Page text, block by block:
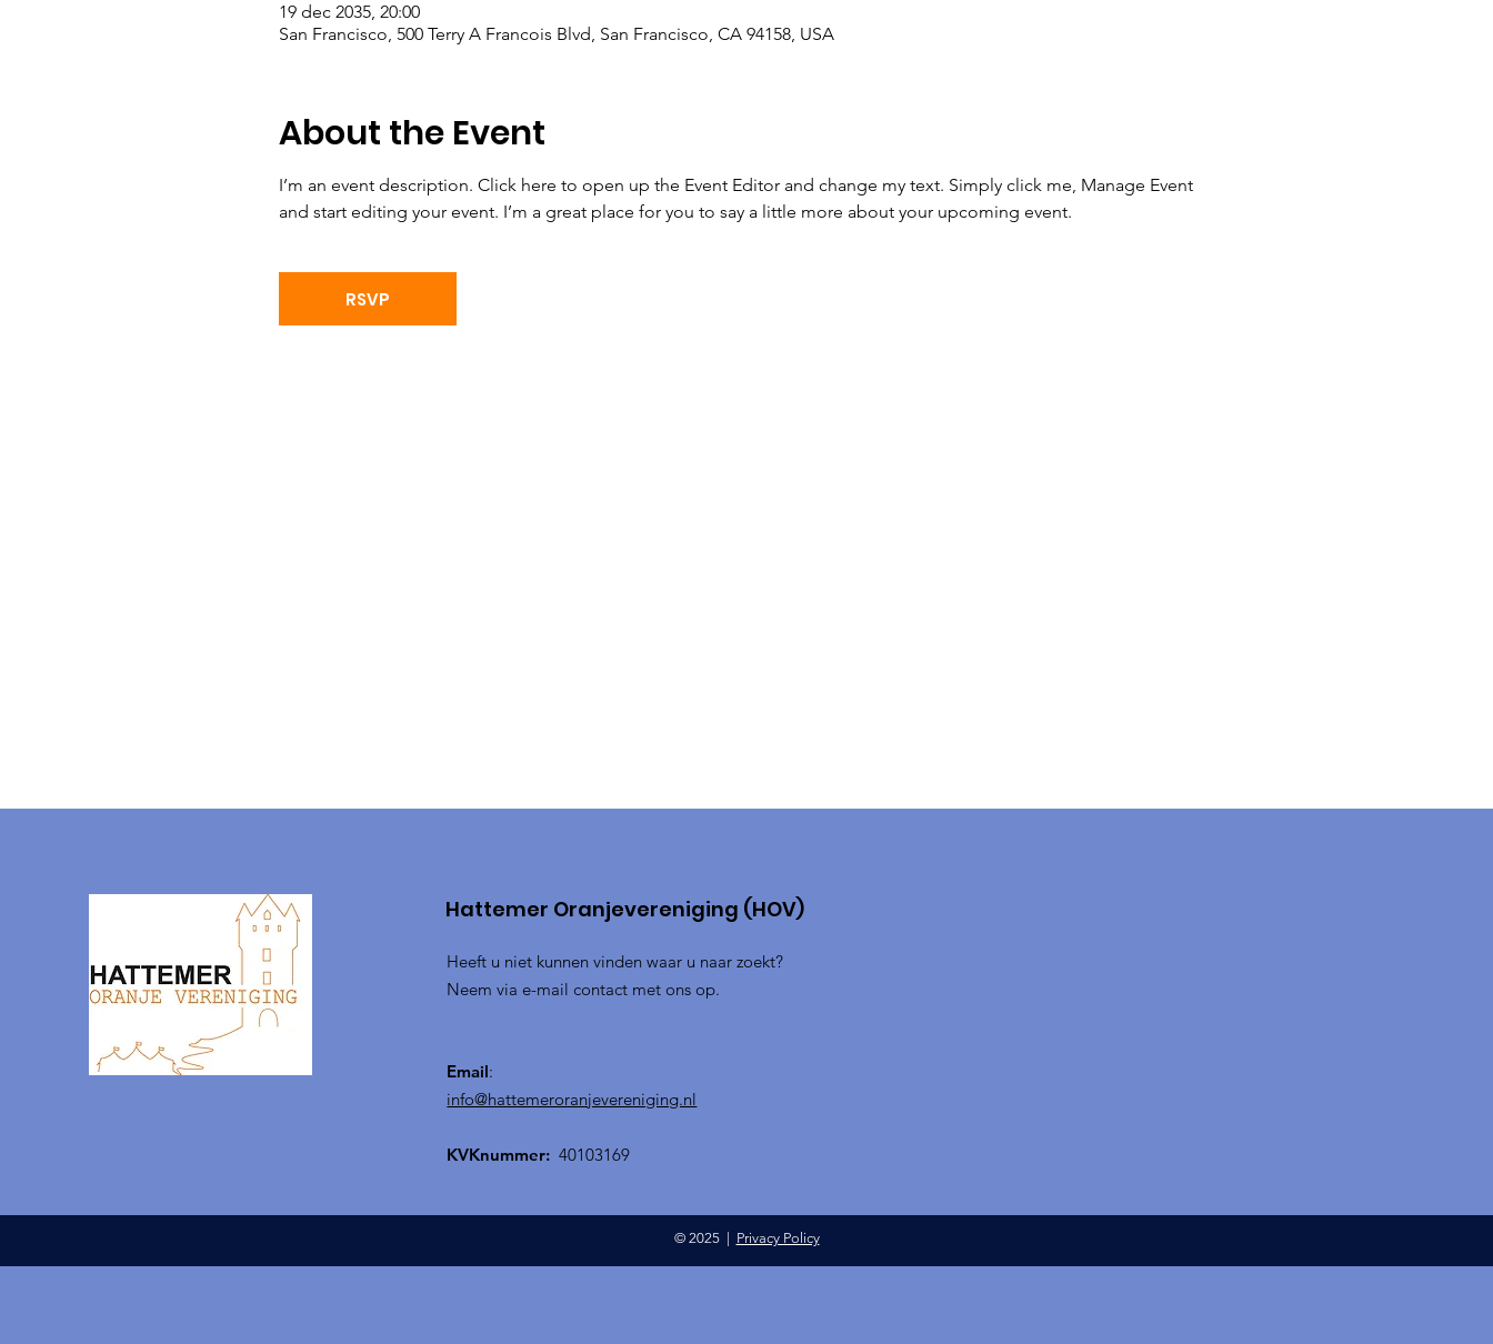
19 dec 2035, 20:00
San Francisco, 500 Terry A Francois Blvd, San Francisco, CA 94158, USA
About the Event
I’m an event description. Click here to open up the Event Editor and change my text. Simply click me, Manage Event
and start editing your event. I’m a great place for you to say a little more about your upcoming event.
RSVP
Hattemer Oranjevereniging (HOV)
Heeft u niet kunnen vinden waar u naar zoekt?
Neem via e-mail contact met ons op.
Email:
info@hattemeroranjevereniging.nl
KVKnummer: 40103169
© 2025 | Privacy Policy